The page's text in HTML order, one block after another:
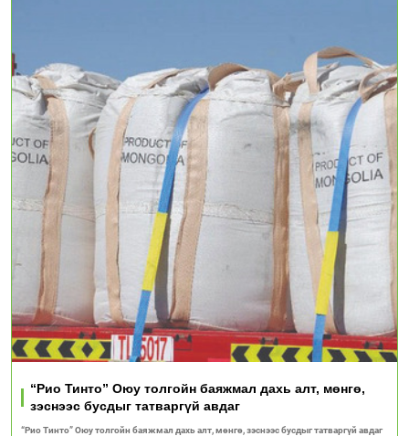
“Рио Тинто” Оюу толгойн баяжмал дахь алт, мөнгө,
зэснээс бусдыг татваргүй авдаг
“Рио Тинто” Оюу толгойн баяжмал дахь алт, мөнгө, зэснээс бусдыг татваргүй авдаг